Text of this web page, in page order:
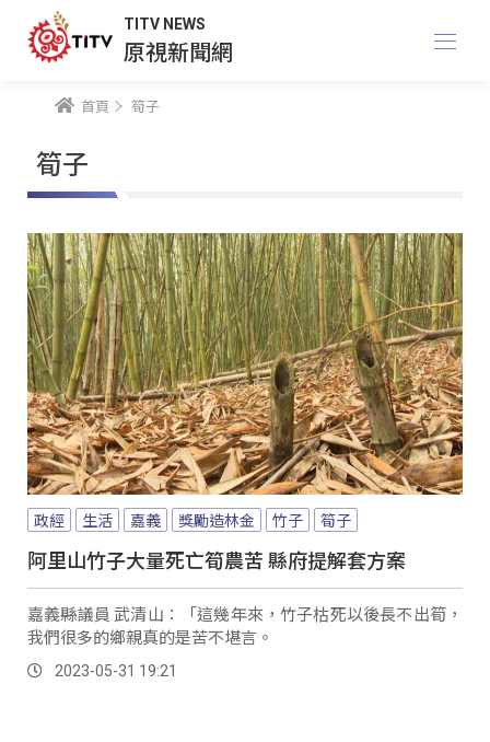
TITV NEWS
原視新聞網
首頁 筍子
筍子
政經 生活 嘉義 獎勵造林金 竹子 筍子
阿里山竹子大量死亡筍農苦 縣府提解套方案
嘉義縣議員 武清山：「這幾年來，竹子枯死以後長不出筍，
我們很多的鄉親真的是苦不堪言。
2023-05-31 19:21